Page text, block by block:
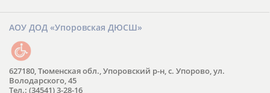
АОУ ДОД «Упоровская ДЮСШ»
627180, Тюменская обл., Упоровский р-н, с. Упорово, ул.
Володарского, 45
Тел.: (34541) 3-28-16